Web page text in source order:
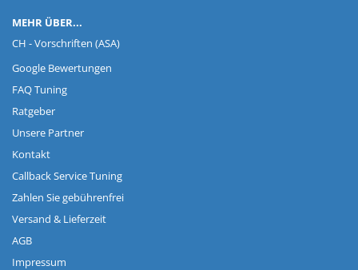
MEHR ÜBER...
CH - Vorschriften (ASA)
Google Bewertungen
FAQ Tuning
Ratgeber
Unsere Partner
Kontakt
Callback Service Tuning
Zahlen Sie gebührenfrei
Versand & Lieferzeit
AGB
Impressum